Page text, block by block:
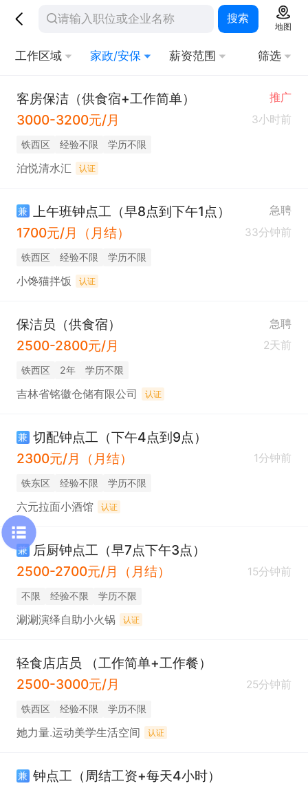
搜索
地图
工作区域 家政/安保 薪资范围 筛选
客房保洁（供食宿+工作简单） 推广
3000-3200元/月 3小时前
铁西区 经验不限 学历不限
泊悦清水汇 认证
兼 上午班钟点工（早8点到下午1点） 急聘
1700元/月（月结） 33分钟前
铁西区 经验不限 学历不限
小馋猫拌饭 认证
保洁员（供食宿） 急聘
2500-2800元/月 2天前
铁西区 2年 学历不限
吉林省铭徽仓储有限公司 认证
兼 切配钟点工（下午4点到9点）
2300元/月（月结）
1分钟前
铁东区 经验不限 学历不限
六元拉面小酒馆 认证
兼 后厨钟点工（早7点下午3点）
2500-2700元/月（月结）
15分钟前
不限 经验不限 学历不限
涮涮演绎自助小火锅 认证
轻食店店员 （工作简单+工作餐）
2500-3000元/月
25分钟前
铁西区 经验不限 学历不限
她力量.运动美学生活空间 认证
兼 钟点工（周结工资+每天4小时）